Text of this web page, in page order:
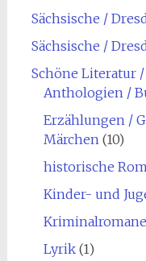
Sächsische /
Sächsische /
Schöne Literatur
Anthologien /
Erzählungen /
Märchen(10)
historische
Kinder- und
Kriminalromane
Lyrik(1)